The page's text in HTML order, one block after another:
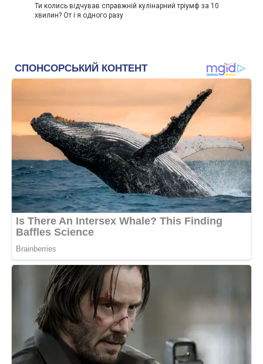
Ти колись відчував справжній кулінарний тріумф за 10
хвилин? От і я одного разу